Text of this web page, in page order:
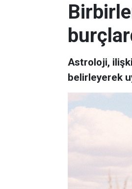
Astroloji,
belirleyerek